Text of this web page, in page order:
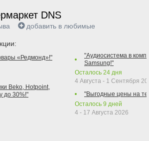
DNS
добавить в любимые
«Редмонд»!"
Beko, Hotpoint,
до 30%!"
"Аудиосистема в
Samsung!"
Осталось 24 дня
4 Августа - 1 Сентября
"Выгодные цены на
Осталось 9 дней
4 - 17 Августа 2026